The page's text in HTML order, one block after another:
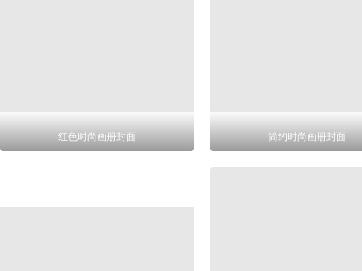
红色时尚画册封面 简约时尚画册封面